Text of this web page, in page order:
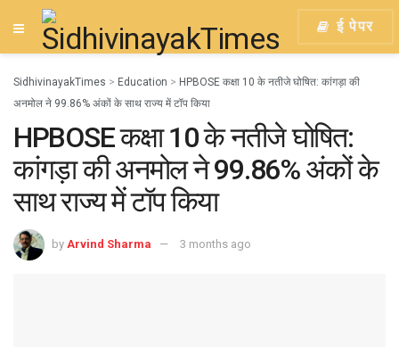
ई पेपर
SidhivinayakTimes > Education > HPBOSE कक्षा 10 के नतीजे घोषित: कांगड़ा की
अनमोल ने 99.86% अंकों के साथ राज्य में टॉप किया
HPBOSE कक्षा 10 के नतीजे घोषित:
कांगड़ा की अनमोल ने 99.86% अंकों के
साथ राज्य में टॉप किया
by Arvind Sharma 3 months ago